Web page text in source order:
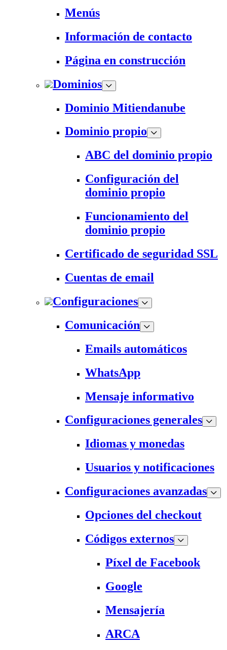
Menús
Información de contacto
Página en construcción
Dominios
Dominio Mitiendanube
Dominio propio
ABC del dominio propio
Configuración del
dominio propio
Funcionamiento del
dominio propio
Certificado de seguridad SSL
Cuentas de email
Configuraciones
Comunicación
Emails automáticos
WhatsApp
Mensaje informativo
Configuraciones generales
Idiomas y monedas
Usuarios y notificaciones
Configuraciones avanzadas
Opciones del checkout
Códigos externos
Píxel de Facebook
Google
Mensajería
ARCA